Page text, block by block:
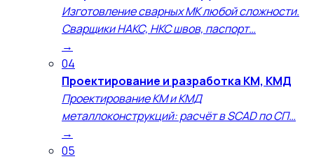
Изготовление сварных МК любой сложности.
Сварщики НАКС, НКС швов, паспорт…
→
04
Проектирование и разработка КМ, КМД
Проектирование КМ и КМД
металлоконструкций: расчёт в SCAD по СП…
→
05